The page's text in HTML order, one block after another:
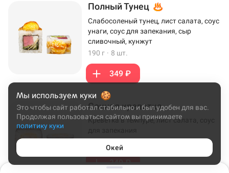
Полный Тунец
Слабосоленый тунец, лист салата, соус
унаги, соус для запекания, сыр
сливочный, кунжут
190 г · 8 шт.
349 ₽
Сочная креветка
Креветка в темпуре, лист салата, соус
349 ₽
Мы используем куки
Это чтобы сайт работал стабильно и был удобен для вас.
Продолжая пользоваться сайтом вы принимаете
политику куки
Окей